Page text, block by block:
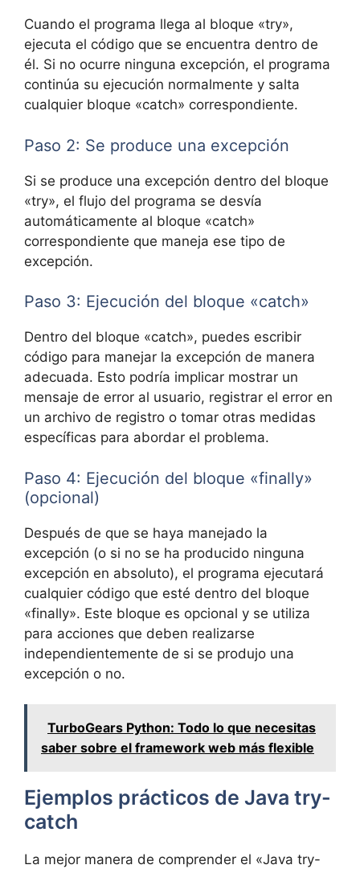
Cuando el programa llega al bloque «try»,
ejecuta el código que se encuentra dentro de
él. Si no ocurre ninguna excepción, el programa
continúa su ejecución normalmente y salta
cualquier bloque «catch» correspondiente.
Paso 2: Se produce una excepción
Si se produce una excepción dentro del bloque
«try», el flujo del programa se desvía
automáticamente al bloque «catch»
correspondiente que maneja ese tipo de
excepción.
Paso 3: Ejecución del bloque «catch»
Dentro del bloque «catch», puedes escribir
código para manejar la excepción de manera
adecuada. Esto podría implicar mostrar un
mensaje de error al usuario, registrar el error en
un archivo de registro o tomar otras medidas
específicas para abordar el problema.
Paso 4: Ejecución del bloque «finally»
(opcional)
Después de que se haya manejado la
excepción (o si no se ha producido ninguna
excepción en absoluto), el programa ejecutará
cualquier código que esté dentro del bloque
«finally». Este bloque es opcional y se utiliza
para acciones que deben realizarse
independientemente de si se produjo una
excepción o no.
TurboGears Python: Todo lo que necesitas
saber sobre el framework web más flexible
Ejemplos prácticos de Java try-
catch
La mejor manera de comprender el «Java try-